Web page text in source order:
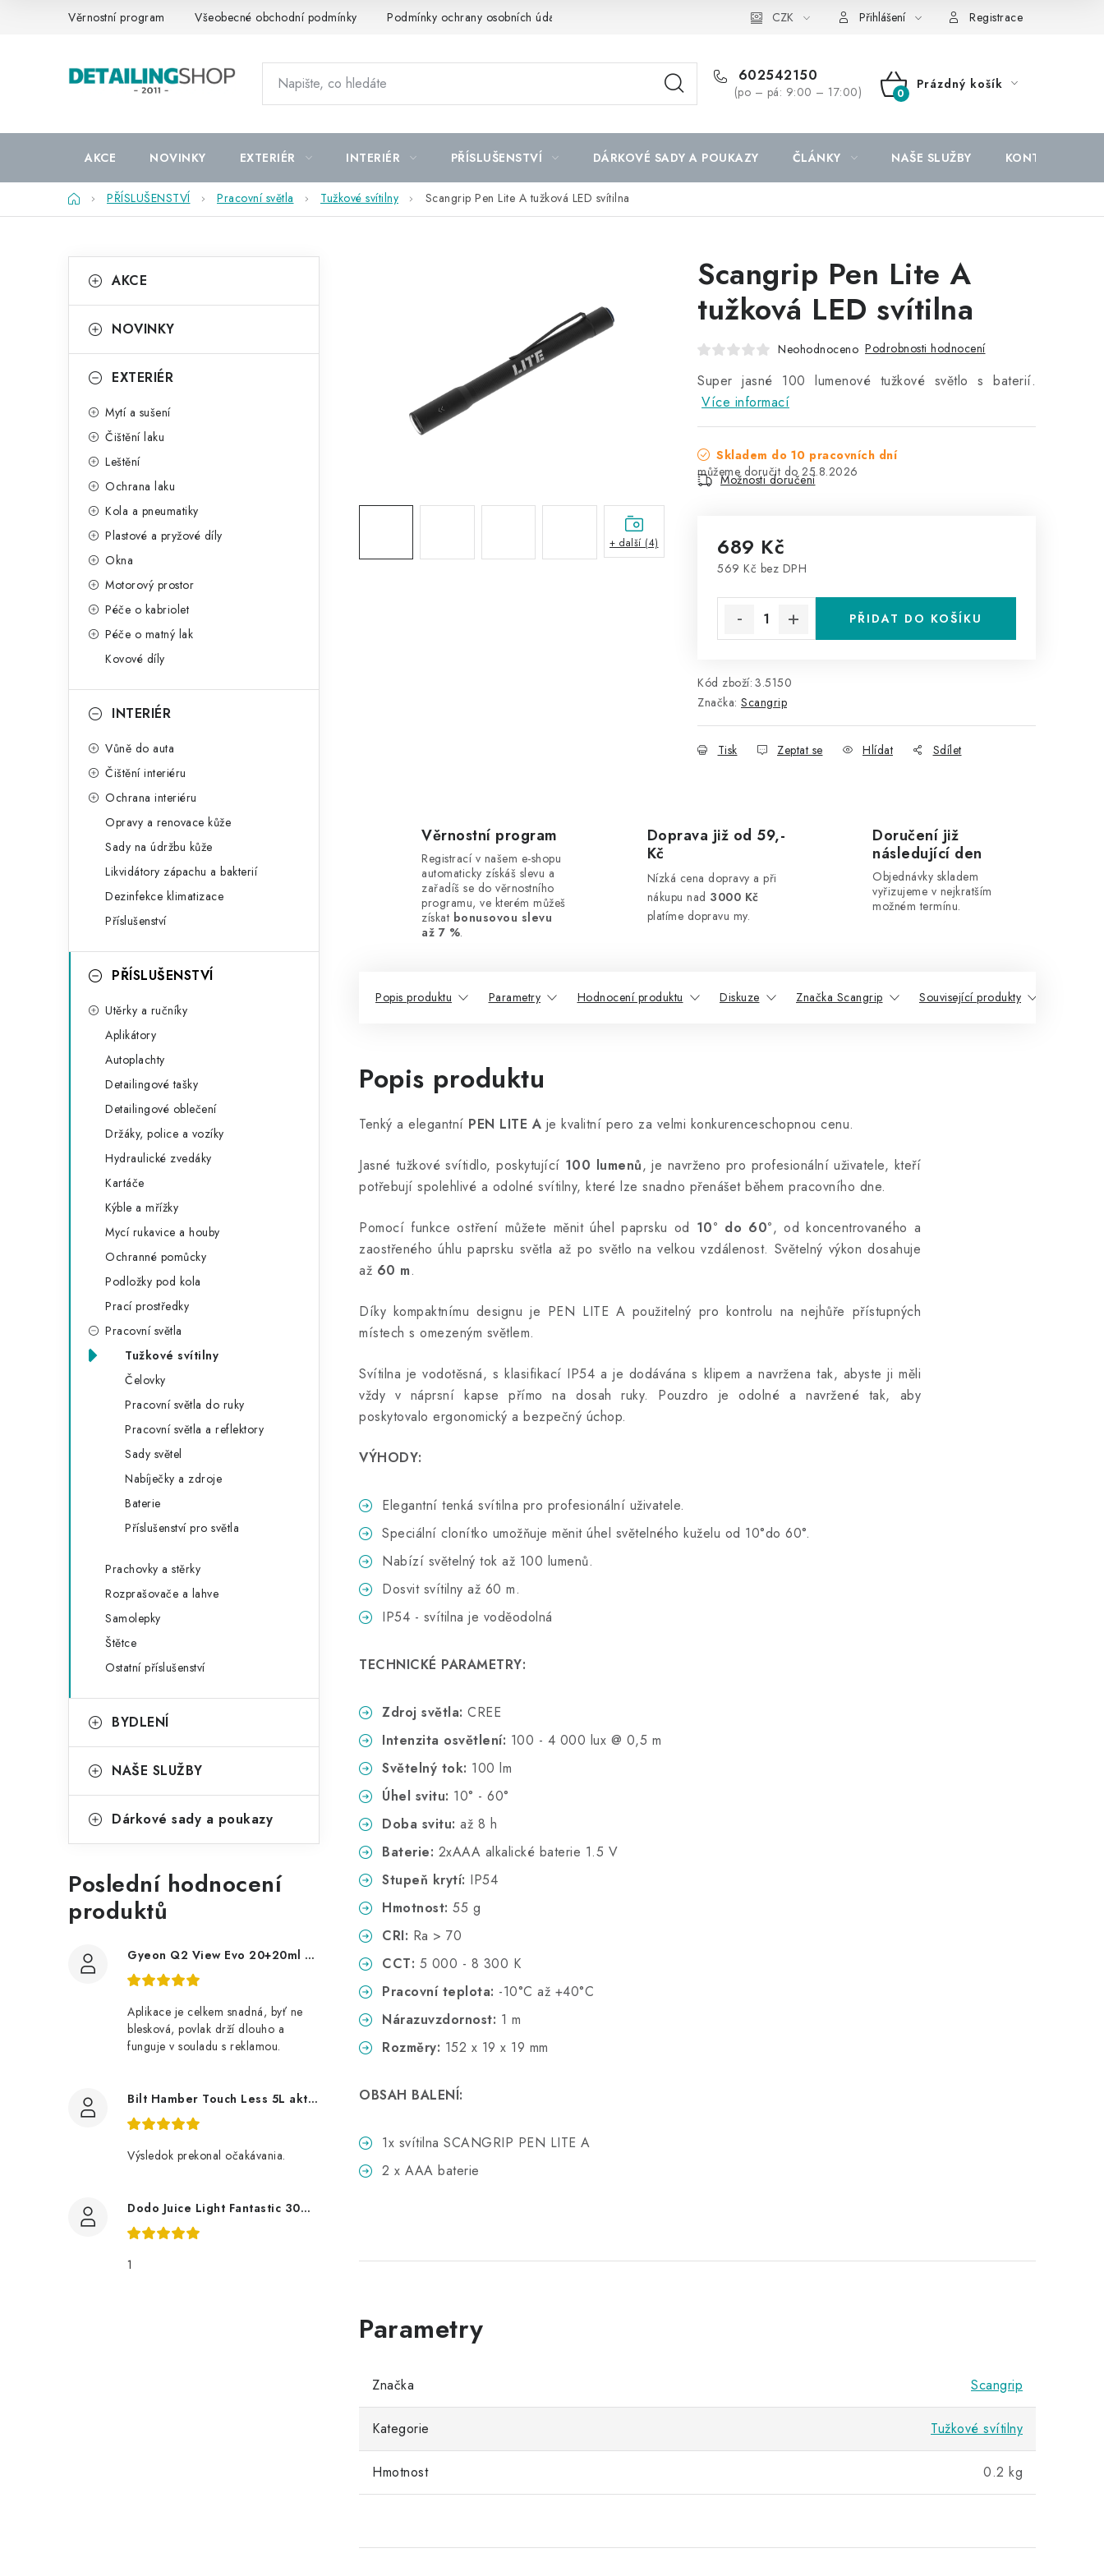
Věrnostní program Všeobecné obchodní podmínky Podmínky ochrany osobních údajů CZK Přihlášení Registrace
602542150
(po – pá: 9:00 – 17:00)
NÁKUPNÍ
Prázdný košík
AKCE NOVINKY EXTERIÉR INTERIÉR PŘÍSLUŠENSTVÍ DÁRKOVÉ SADY A POUKAZY ČLÁNKY NAŠE SLUŽBY KONTAKTY
DomůPŘÍSLUŠENSTVÍ Pracovní světla Tužkové svítilny Scangrip Pen Lite A tužková LED svítilna
o
t
kategorie
a
e
AKCE
NOVINKY
EXTERIÉR
Mytí a sušení
Čištění laku
Leštění
Ochrana laku
Kola a pneumatiky
Plastové a pryžové díly
Okna
Motorový prostor
Péče o kabriolet
Péče o matný lak
Kovové díly
INTERIÉR
Vůně do auta
Čištění interiéru
Ochrana interiéru
Opravy a renovace kůže
Sady na údržbu kůže
Likvidátory zápachu a bakterií
Dezinfekce klimatizace
Příslušenství
PŘÍSLUŠENSTVÍ
Utěrky a ručníky
Aplikátory
Autoplachty
Detailingové tašky
Detailingové oblečení
Držáky, police a vozíky
Hydraulické zvedáky
Kartáče
Kýble a mřížky
Mycí rukavice a houby
Ochranné pomůcky
Podložky pod kola
Prací prostředky
Pracovní světla
Tužkové svítilny
Čelovky
Pracovní světla do ruky
Pracovní světla a reflektory
Sady světel
Nabíječky a zdroje
Baterie
Příslušenství pro světla
Prachovky a stěrky
Rozprašovače a lahve
Samolepky
Štětce
Ostatní příslušenství
BYDLENÍ
NAŠE SLUŽBY
Dárkové sady a poukazy
Poslední hodnocení
produktů
Gyeon Q2 View Evo 20+20ml nanopovlak na okna
Aplikace je celkem snadná, byť ne
blesková, povlak drží dlouho a
funguje v souladu s reklamou.
Bilt Hamber Touch Less 5L aktivní pěna
Výsledok prekonal očakávania.
Dodo Juice Light Fantastic 30ml měkký vosk
1
Scangrip Pen Lite A
tužková LED svítilna
Neohodnoceno Podrobnosti hodnocení
Super jasné 100 lumenové tužkové světlo s baterií.
Více informací
Skladem do 10 pracovních dní
25.8.2026
Možnosti doručení
689 Kč
569 Kč bez DPH
PŘIDAT DO KOŠÍKU
Kód zboží: 3.5150
Značka: Scangrip
Tisk Zeptat se Hlídat Sdílet
+ další (4)
Věrnostní program
Registrací v našem e-shopu
automaticky získáš slevu a
zařadíš se do věrnostního
programu, ve kterém můžeš
získat bonusovou slevu
až 7 %.
Doprava již od 59,-
Kč
Nízká cena dopravy a při
nákupu nad 3000 Kč
platíme dopravu my.
Doručení již
následující den
Objednávky skladem
vyřizujeme v nejkratším
možném termínu.
Popis produktu Parametry Hodnocení produktu Diskuze Značka Scangrip Související produkty
Popis produktu
Tenký a elegantní PEN LITE A je kvalitní pero za velmi konkurenceschopnou cenu.
Jasné tužkové svítidlo, poskytující 100 lumenů, je navrženo pro profesionální uživatele, kteří
potřebují spolehlivé a odolné svítilny, které lze snadno přenášet během pracovního dne.
Pomocí funkce ostření můžete měnit úhel paprsku od 10° do 60°, od koncentrovaného a
zaostřeného úhlu paprsku světla až po světlo na velkou vzdálenost. Světelný výkon dosahuje
až 60 m.
Díky kompaktnímu designu je PEN LITE A použitelný pro kontrolu na nejhůře přístupných
místech s omezeným světlem.
Svítilna je vodotěsná, s klasifikací IP54 a je dodávána s klipem a navržena tak, abyste ji měli
vždy v náprsní kapse přímo na dosah ruky.
Pouzdro je odolné a navržené tak, aby
poskytovalo ergonomický a bezpečný úchop.
VÝHODY:
Elegantní tenká svítilna pro profesionální uživatele.
Speciální clonítko umožňuje měnit úhel světelného kuželu od 10°do 60°.
Nabízí světelný tok až 100 lumenů.
Dosvit svítilny až 60 m.
IP54 - svítilna je voděodolná
TECHNICKÉ PARAMETRY:
Zdroj světla: CREE
Intenzita osvětlení: 100 - 4 000 lux @ 0,5 m
Světelný tok: 100 lm
Úhel svitu: 10° - 60°
Doba svitu: až 8 h
Baterie: 2xAAA alkalické baterie 1.5 V
Stupeň krytí: IP54
Hmotnost: 55 g
CRI: Ra > 70
CCT: 5 000 - 8 300 K
Pracovní teplota: -10°C až +40°C
Nárazuvzdornost: 1 m
Rozměry: 152 x 19 x 19 mm
OBSAH BALENÍ:
1x svítilna SCANGRIP PEN LITE A
2 x AAA baterie
Značka Scangrip
Kategorie Tužkové svítilny
Hmotnost 0.2 kg